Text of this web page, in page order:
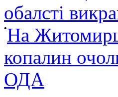
обалсті
•На
копалин
ОДА